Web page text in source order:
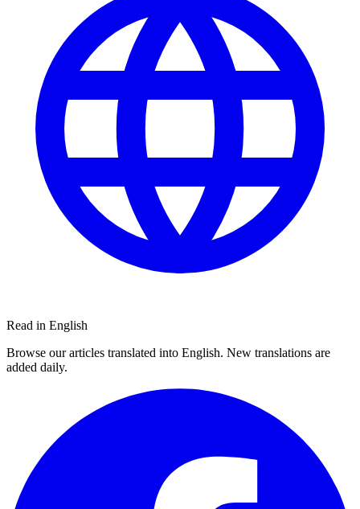
Read in English
Browse our articles translated into English. New translations are
added daily.